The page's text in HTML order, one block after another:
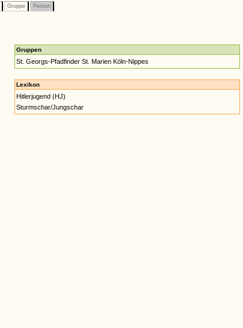
Gruppe Person
Gruppen
St. Georgs-Pfadfinder St. Marien Köln-Nippes
Lexikon
Hitlerjugend (HJ)
Sturmschar/Jungschar